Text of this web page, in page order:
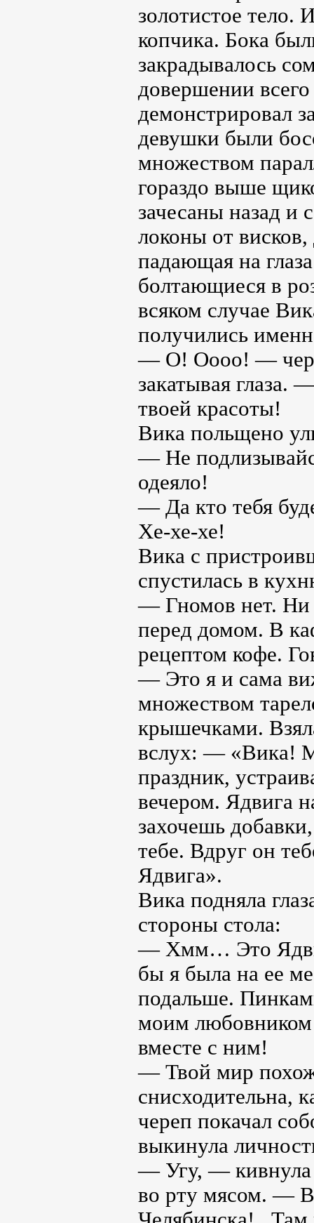
золотистое тело.
копчика. Бока
закрадывалось
довершении
демонстрировал
девушки были
множеством
гораздо выше
зачесаны назад
локоны от
падающая на
болтающиеся в
всяком случае
получились
— О! Оооо! —
закатывая глаза.
твоей красоты!
Вика польщено
— Не
одеяло!
— Да кто тебя
Хе-хе-хе!
Вика с
спустилась в
— Гномов нет. Ни
перед домом. В
рецептом кофе.
— Это я и сама
множеством
крышечками.
вслух: — «Вика!
праздник,
вечером. Ядвига
захочешь
тебе. Вдруг он
Ядвига».
Вика подняла
стороны стола:
— Хмм… Это
бы я была на ее
подальше.
моим
вместе с ним!
— Твой мир
снисходительна,
череп покачал
выкинула
— Угу, — кивнула
во рту мясом. —